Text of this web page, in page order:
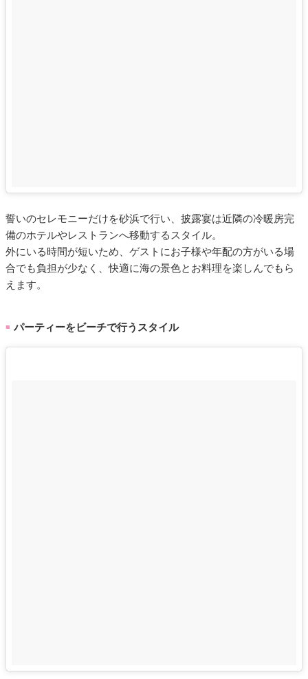
誓いのセレモニーだけを砂浜で行い、披露宴は近隣の冷暖房完
備のホテルやレストランへ移動するスタイル。
外にいる時間が短いため、ゲストにお子様や年配の方がいる場
合でも負担が少なく、快適に海の景色とお料理を楽しんでもら
えます。
■ パーティーをビーチで行うスタイル